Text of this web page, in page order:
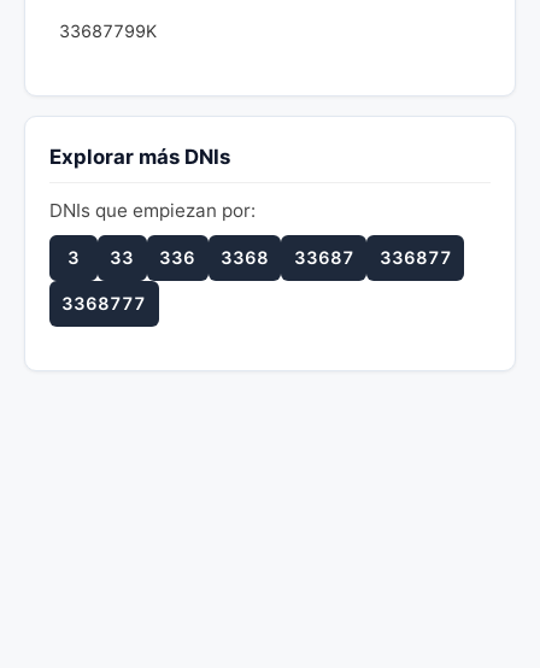
33687799K
Explorar más DNIs
DNIs que empiezan por:
3 33 336 3368 33687 336877
3368777